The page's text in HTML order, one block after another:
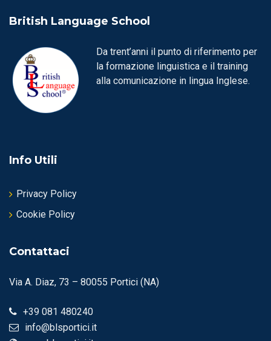
British Language School
Da trent’anni il punto di riferimento per
la formazione linguistica e il training
alla comunicazione in lingua Inglese.
Info Utili
Privacy Policy
Cookie Policy
Contattaci
Via A. Diaz, 73 – 80055 Portici (NA)
+39 081 480240
info@blsportici.it